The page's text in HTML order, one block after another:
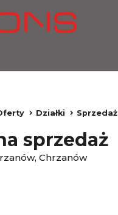
Działki Sprzedaż
sprzedaż
Chrzanów